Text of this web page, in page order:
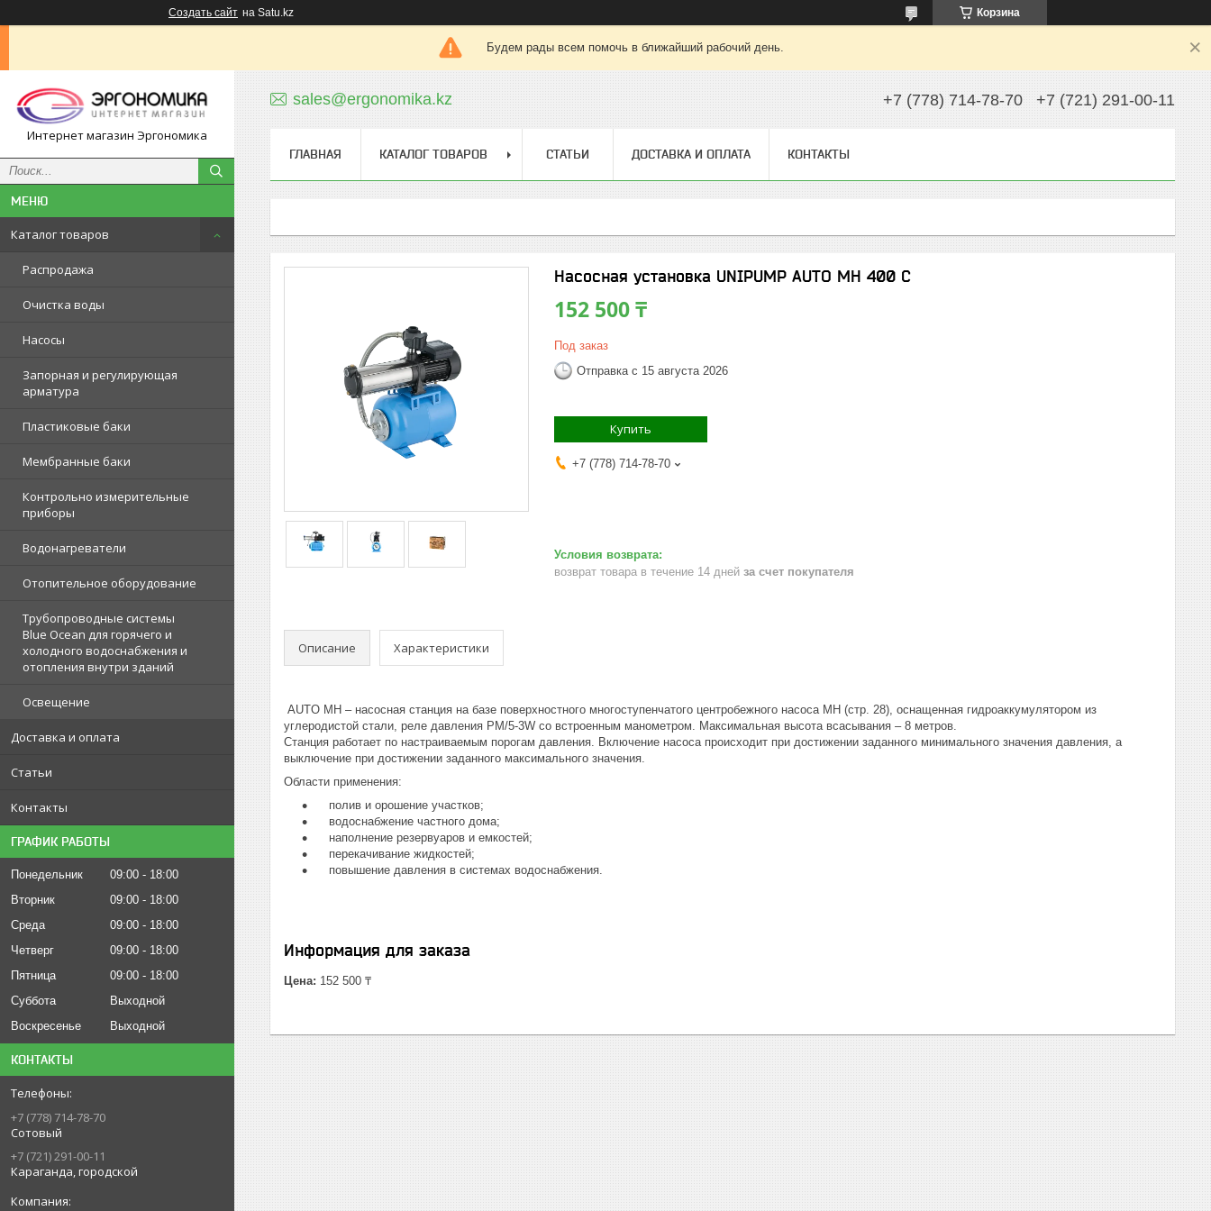
Создать сайт на Satu.kz Корзина
Будем рады всем помочь в ближайший рабочий день.
Интернет магазин Эргономика
Каталог товаров
Распродажа
Очистка воды
Насосы
Запорная и регулирующая
арматура
Пластиковые баки
Мембранные баки
Контрольно измерительные
приборы
Водонагреватели
Отопительное оборудование
Трубопроводные системы
Blue Ocean для горячего и
холодного водоснабжения и
отопления внутри зданий
Освещение
Доставка и оплата
Статьи
Контакты
ГРАФИК РАБОТЫ
Понедельник 09:00
18:00
Вторник
09:00
18:00
Среда
09:00
18:00
Четверг
09:00
18:00
Пятница
09:00
18:00
Суббота
Выходной
Воскресенье
Выходной
КОНТАКТЫ
+7 (778) 714-78-70
Сотовый
+7 (721) 291-00-11
Караганда, городской
sales@ergonomika.kz +7 (778) 714-78-70 +7 (721) 291-00-11
ГЛАВНАЯ КАТАЛОГ ТОВАРОВ СТАТЬИ ДОСТАВКА И ОПЛАТА КОНТАКТЫ
Насосная установка UNIPUMP AUTO MH 400 С
152 500 ₸
Под заказ
Отправка с 15 августа 2026
Купить
+7 (778) 714-78-70
возврат товара в течение 14 дней за счет покупателя
Описание Характеристики
AUTO MH – насосная станция на базе поверхностного многоступенчатого центробежного насоса MH (стр. 28), оснащенная гидроаккумулятором из
углеродистой стали, реле давления PM/5-3W со встроенным манометром. Максимальная высота всасывания – 8 метров.
Станция работает по настраиваемым порогам давления. Включение насоса происходит при достижении заданного минимального значения давления, а
выключение при достижении заданного максимального значения.
Области применения:
полив и орошение участков;
водоснабжение частного дома;
наполнение резервуаров и емкостей;
перекачивание жидкостей;
повышение давления в системах водоснабжения.
Информация для заказа
Цена: 152 500 ₸